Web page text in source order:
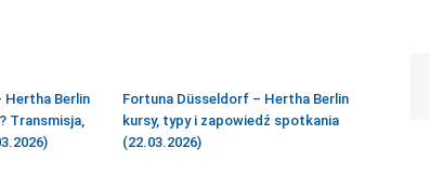
Hertha Berlin
Transmisja,
Fortuna Düsseldorf – Hertha Berlin
kursy, typy i zapowiedź spotkania
(22.03.2026)